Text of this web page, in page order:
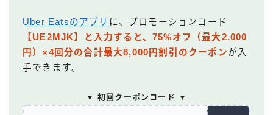
Uber Eatsのアプリ に、プロモーションコード
【UE2MJK】と入力すると、75%オフ（最大2,000
円）×4回分の合計最大8,000円割引のクーポンが入
手できます。
▼ 初回クーポンコード ▼